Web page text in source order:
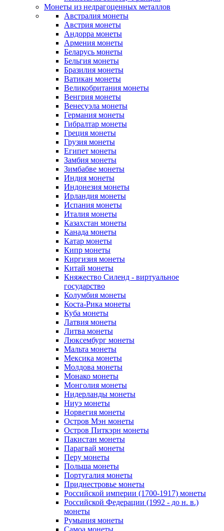
Монеты из недрагоценных металлов
Австралия монеты
Австрия монеты
Андорра монеты
Армения монеты
Беларусь монеты
Бельгия монеты
Бразилия монеты
Ватикан монеты
Великобритания монеты
Венгрия монеты
Венесуэла монеты
Германия монеты
Гибралтар монеты
Греция монеты
Грузия монеты
Египет монеты
Замбия монеты
Зимбабве монеты
Индия монеты
Индонезия монеты
Ирландия монеты
Испания монеты
Италия монеты
Казахстан монеты
Канада монеты
Катар монеты
Кипр монеты
Киргизия монеты
Китай монеты
Княжество Силенд - виртуальное
государство
Колумбия монеты
Коста-Рика монеты
Куба монеты
Латвия монеты
Литва монеты
Люксембург монеты
Мальта монеты
Мексика монеты
Молдова монеты
Монако монеты
Монголия монеты
Нидерланды монеты
Ниуэ монеты
Норвегия монеты
Остров Мэн монеты
Остров Питкэрн монеты
Пакистан монеты
Парагвай монеты
Перу монеты
Польша монеты
Португалия монеты
Приднестровье монеты
Российской империи (1700-1917) монеты
Российской Федерации (1992 - до н. в.)
монеты
Румыния монеты
Самоа монеты